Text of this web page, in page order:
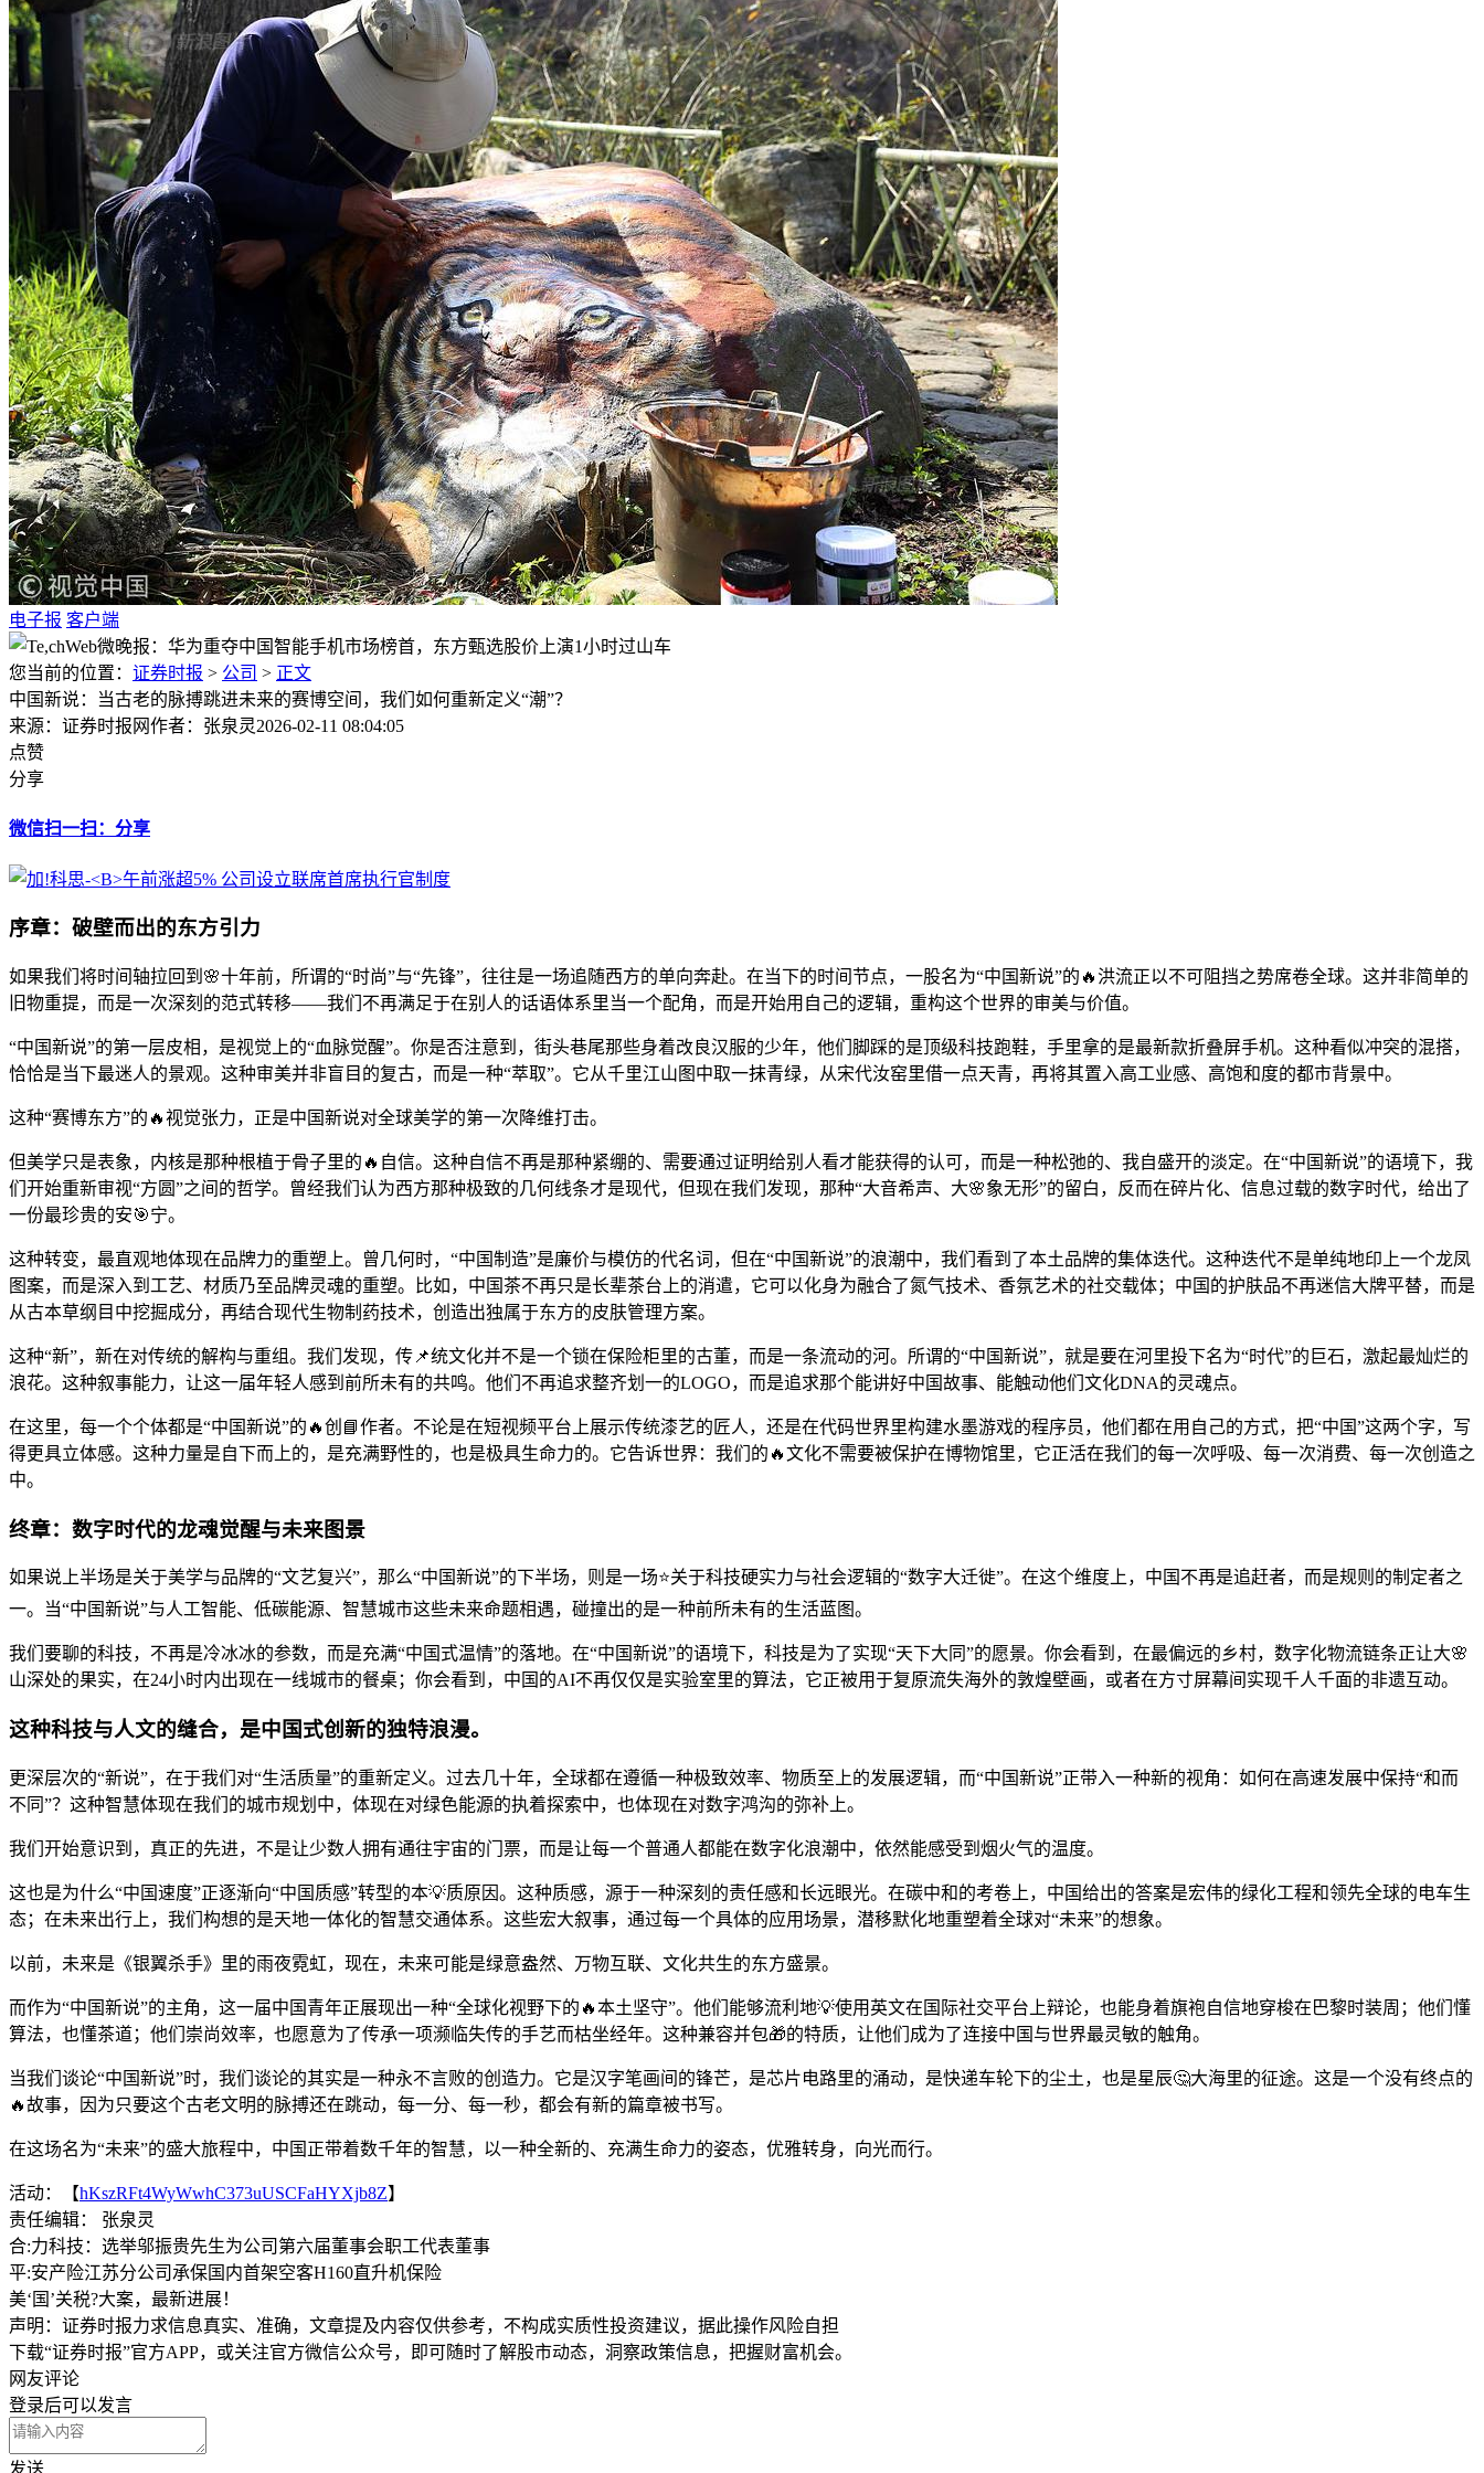
电子报 客户端
您当前的位置： 证券时报 > 公司 > 正文
中国新说：当古老的脉搏跳进未来的赛博空间，我们如何重新定义“潮”？
来源：证券时报网作者：张泉灵2026-02-11 08:04:05
点赞
分享
微信扫一扫：分享
序章：破壁而出的东方引力
如果我们将时间轴拉回到🌸十年前，所谓的“时尚”与“先锋”，往往是一场追随西方的单向奔赴。在当下的时间节点，一股名为“中国新说”的🔥洪流正以不可阻挡之势席卷全球。这并非简单的
旧物重提，而是一次深刻的范式转移——我们不再满足于在别人的话语体系里当一个配角，而是开始用自己的逻辑，重构这个世界的审美与价值。
“中国新说”的第一层皮相，是视觉上的“血脉觉醒”。你是否注意到，街头巷尾那些身着改良汉服的少年，他们脚踩的是顶级科技跑鞋，手里拿的是最新款折叠屏手机。这种看似冲突的混搭，
恰恰是当下最迷人的景观。这种审美并非盲目的复古，而是一种“萃取”。它从千里江山图中取一抹青绿，从宋代汝窑里借一点天青，再将其置入高工业感、高饱和度的都市背景中。
这种“赛博东方”的🔥视觉张力，正是中国新说对全球美学的第一次降维打击。
但美学只是表象，内核是那种根植于骨子里的🔥自信。这种自信不再是那种紧绷的、需要通过证明给别人看才能获得的认可，而是一种松弛的、我自盛开的淡定。在“中国新说”的语境下，我
们开始重新审视“方圆”之间的哲学。曾经我们认为西方那种极致的几何线条才是现代，但现在我们发现，那种“大音希声、大🌸象无形”的留白，反而在碎片化、信息过载的数字时代，给出了
一份最珍贵的安🎯宁。
这种转变，最直观地体现在品牌力的重塑上。曾几何时，“中国制造”是廉价与模仿的代名词，但在“中国新说”的浪潮中，我们看到了本土品牌的集体迭代。这种迭代不是单纯地印上一个龙凤
图案，而是深入到工艺、材质乃至品牌灵魂的重塑。比如，中国茶不再只是长辈茶台上的消遣，它可以化身为融合了氮气技术、香氛艺术的社交载体；中国的护肤品不再迷信大牌平替，而是
从古本草纲目中挖掘成分，再结合现代生物制药技术，创造出独属于东方的皮肤管理方案。
这种“新”，新在对传统的解构与重组。我们发现，传📌统文化并不是一个锁在保险柜里的古董，而是一条流动的河。所谓的“中国新说”，就是要在河里投下名为“时代”的巨石，激起最灿烂的
浪花。这种叙事能力，让这一届年轻人感到前所未有的共鸣。他们不再追求整齐划一的LOGO，而是追求那个能讲好中国故事、能触动他们文化DNA的灵魂点。
在这里，每一个个体都是“中国新说”的🔥创📘作者。不论是在短视频平台上展示传统漆艺的匠人，还是在代码世界里构建水墨游戏的程序员，他们都在用自己的方式，把“中国”这两个字，写
得更具立体感。这种力量是自下而上的，是充满野性的，也是极具生命力的。它告诉世界：我们的🔥文化不需要被保护在博物馆里，它正活在我们的每一次呼吸、每一次消费、每一次创造之
中。
终章：数字时代的龙魂觉醒与未来图景
如果说上半场是关于美学与品牌的“文艺复兴”，那么“中国新说”的下半场，则是一场⭐关于科技硬实力与社会逻辑的“数字大迁徙”。在这个维度上，中国不再是追赶者，而是规则的制定者之
一。当“中国新说”与人工智能、低碳能源、智慧城市这些未来命题相遇，碰撞出的是一种前所未有的生活蓝图。
我们要聊的科技，不再是冷冰冰的参数，而是充满“中国式温情”的落地。在“中国新说”的语境下，科技是为了实现“天下大同”的愿景。你会看到，在最偏远的乡村，数字化物流链条正让大🌸
山深处的果实，在24小时内出现在一线城市的餐桌；你会看到，中国的AI不再仅仅是实验室里的算法，它正被用于复原流失海外的敦煌壁画，或者在方寸屏幕间实现千人千面的非遗互动。
这种科技与人文的缝合，是中国式创新的独特浪漫。
更深层次的“新说”，在于我们对“生活质量”的重新定义。过去几十年，全球都在遵循一种极致效率、物质至上的发展逻辑，而“中国新说”正带入一种新的视角：如何在高速发展中保持“和而
不同”？这种智慧体现在我们的城市规划中，体现在对绿色能源的执着探索中，也体现在对数字鸿沟的弥补上。
我们开始意识到，真正的先进，不是让少数人拥有通往宇宙的门票，而是让每一个普通人都能在数字化浪潮中，依然能感受到烟火气的温度。
这也是为什么“中国速度”正逐渐向“中国质感”转型的本💡质原因。这种质感，源于一种深刻的责任感和长远眼光。在碳中和的考卷上，中国给出的答案是宏伟的绿化工程和领先全球的电车生
态；在未来出行上，我们构想的是天地一体化的智慧交通体系。这些宏大叙事，通过每一个具体的应用场景，潜移默化地重塑着全球对“未来”的想象。
以前，未来是《银翼杀手》里的雨夜霓虹，现在，未来可能是绿意盎然、万物互联、文化共生的东方盛景。
而作为“中国新说”的主角，这一届中国青年正展现出一种“全球化视野下的🔥本土坚守”。他们能够流利地💡使用英文在国际社交平台上辩论，也能身着旗袍自信地穿梭在巴黎时装周；他们懂
算法，也懂茶道；他们崇尚效率，也愿意为了传承一项濒临失传的手艺而枯坐经年。这种兼容并包🎁的特质，让他们成为了连接中国与世界最灵敏的触角。
当我们谈论“中国新说”时，我们谈论的其实是一种永不言败的创造力。它是汉字笔画间的锋芒，是芯片电路里的涌动，是快递车轮下的尘土，也是星辰🤔大海里的征途。这是一个没有终点的
🔥故事，因为只要这个古老文明的脉搏还在跳动，每一分、每一秒，都会有新的篇章被书写。
在这场名为“未来”的盛大旅程中，中国正带着数千年的智慧，以一种全新的、充满生命力的姿态，优雅转身，向光而行。
活动：【hKszRFt4WyWwhC373uUSCFaHYXjb8Z】
责任编辑： 张泉灵
合:力科技：选举邬振贵先生为公司第六届董事会职工代表董事
平:安产险江苏分公司承保国内首架空客H160直升机保险
美‘国’关税?大案，最新进展！
声明：证券时报力求信息真实、准确，文章提及内容仅供参考，不构成实质性投资建议，据此操作风险自担
下载“证券时报”官方APP，或关注官方微信公众号，即可随时了解股市动态，洞察政策信息，把握财富机会。
网友评论
登录后可以发言
发送